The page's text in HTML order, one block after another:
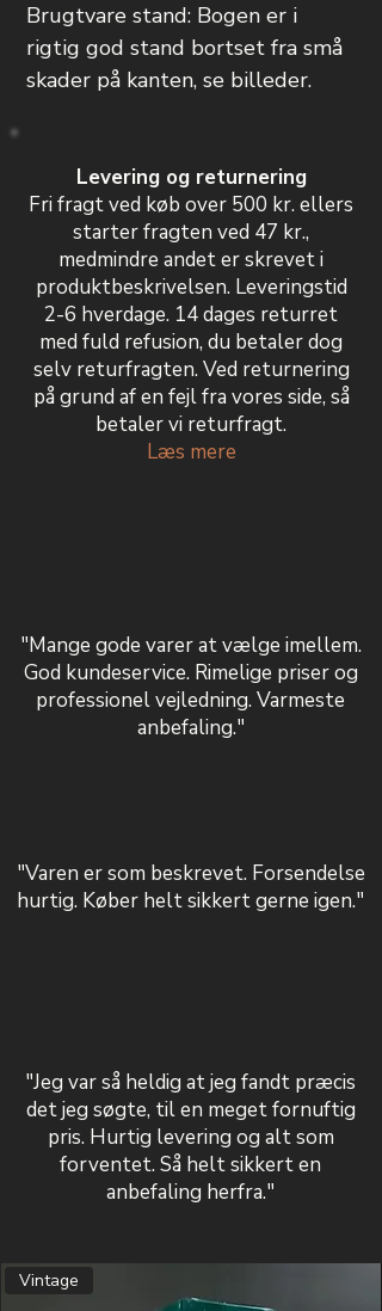
Brugtvare stand: Bogen er i
rigtig god stand bortset fra små
skader på kanten, se billeder.
Levering og returnering
Fri fragt ved køb over 500 kr. ellers
starter fragten ved 47 kr.,
medmindre andet er skrevet i
produktbeskrivelsen. Leveringstid
2-6 hverdage. 14 dages returret
med fuld refusion, du betaler dog
selv returfragten. Ved returnering
på grund af en fejl fra vores side, så
betaler vi returfragt.
Læs mere
"Mange gode varer at vælge imellem.
God kundeservice. Rimelige priser og
professionel vejledning. Varmeste
anbefaling."
"Varen er som beskrevet. Forsendelse
hurtig. Køber helt sikkert gerne igen."
"Jeg var så heldig at jeg fandt præcis
det jeg søgte, til en meget fornuftig
pris. Hurtig levering og alt som
forventet. Så helt sikkert en
anbefaling herfra."
Vintage